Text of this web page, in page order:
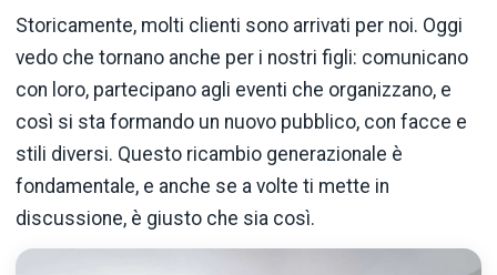
Storicamente, molti clienti sono arrivati per noi. Oggi
vedo che tornano anche per i nostri figli: comunicano
con loro, partecipano agli eventi che organizzano, e
così si sta formando un nuovo pubblico, con facce e
stili diversi. Questo ricambio generazionale è
fondamentale, e anche se a volte ti mette in
discussione, è giusto che sia così.